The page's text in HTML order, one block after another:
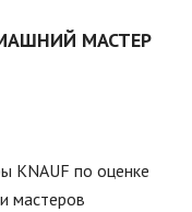
МАСТЕР
KNAUF по оценке
мастеров